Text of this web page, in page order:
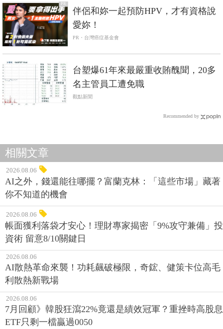
PR
伴侶和妳一起預防HPV，才有資格說
愛妳！
PR・台灣癌症基金會
台塑爆61年來最嚴重收賄醜聞，20多
名主管員工遭免職
觀點新聞
Recommended by
相關文章
2026.08.06
AI之外，錢還能往哪擺？富蘭克林：「這些市場」藏著
你不知道的機會
2026.08.06
帳面獲利落袋才安心！理財專家揭密「9%攻守兼備」投
資術 留意8/10關鍵日
2026.08.06
AI散熱革命來襲！功耗飆破極限，奇鋐、健策卡位高毛
利散熱新戰場
2026.08.06
7月回顧》韓股狂瀉22%竟還是績效冠軍？重挫時高股息
ETF只剩一檔贏過0050